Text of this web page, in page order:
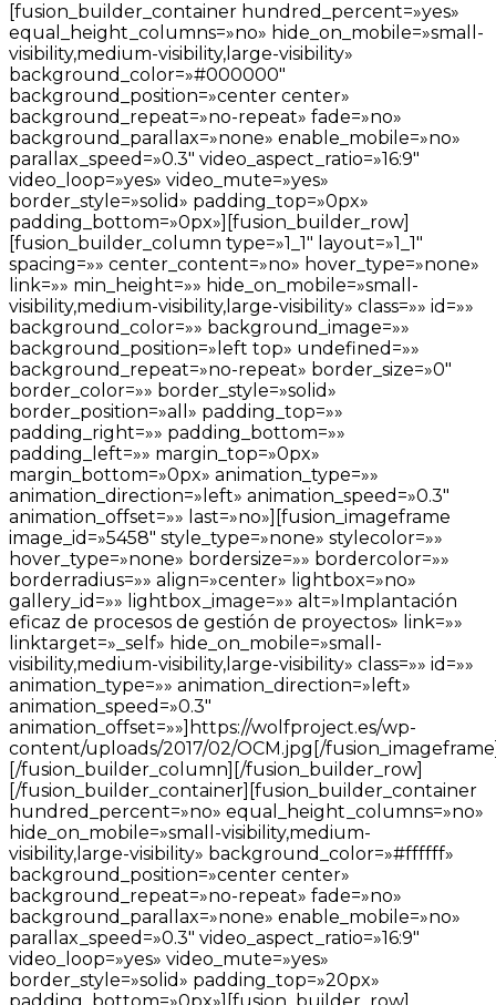
[fusion_builder_container hundred_percent=»yes»
equal_height_columns=»no» hide_on_mobile=»small-
visibility,medium-visibility,large-visibility»
background_color=»#000000″
background_position=»center center»
background_repeat=»no-repeat» fade=»no»
background_parallax=»none» enable_mobile=»no»
parallax_speed=»0.3″ video_aspect_ratio=»16:9″
video_loop=»yes» video_mute=»yes»
border_style=»solid» padding_top=»0px»
padding_bottom=»0px»][fusion_builder_row]
[fusion_builder_column type=»1_1″ layout=»1_1″
spacing=»» center_content=»no» hover_type=»none»
link=»» min_height=»» hide_on_mobile=»small-
visibility,medium-visibility,large-visibility» class=»» id=»»
background_color=»» background_image=»»
background_position=»left top» undefined=»»
background_repeat=»no-repeat» border_size=»0″
border_color=»» border_style=»solid»
border_position=»all» padding_top=»»
padding_right=»» padding_bottom=»»
padding_left=»» margin_top=»0px»
margin_bottom=»0px» animation_type=»»
animation_direction=»left» animation_speed=»0.3″
animation_offset=»» last=»no»][fusion_imageframe
image_id=»5458″ style_type=»none» stylecolor=»»
hover_type=»none» bordersize=»» bordercolor=»»
borderradius=»» align=»center» lightbox=»no»
gallery_id=»» lightbox_image=»» alt=»Implantación
eficaz de procesos de gestión de proyectos» link=»»
linktarget=»_self» hide_on_mobile=»small-
visibility,medium-visibility,large-visibility» class=»» id=»»
animation_type=»» animation_direction=»left»
animation_speed=»0.3″
animation_offset=»»]https://wolfproject.es/wp-
content/uploads/2017/02/OCM.jpg[/
[/fusion_builder_column][/fusion_builder_row]
[/fusion_builder_container][fusion_builder_container
hundred_percent=»no» equal_height_columns=»no»
hide_on_mobile=»small-visibility,medium-
visibility,large-visibility» background_color=»#ffffff»
background_position=»center center»
background_repeat=»no-repeat» fade=»no»
background_parallax=»none» enable_mobile=»no»
parallax_speed=»0.3″ video_aspect_ratio=»16:9″
video_loop=»yes» video_mute=»yes»
border_style=»solid» padding_top=»20px»